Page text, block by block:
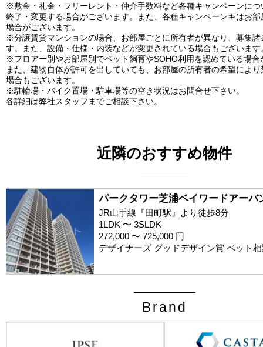
※敷金・礼金・フリーレント・仲介手数料など各種キャンペーンにつ
終了・変更する場合がございます。また、各種キャンペーンキはお
場合がございます。
※分譲賃貸マンションの場合、お部屋ごとに所有者が異なり、募集諸
す。また、設備・仕様・内装などが変更されている場合もございます
※フロアー別やお部屋別でペット飼育やSOHO利用を認めている場合
また、建物自体が許可を出していても、お部屋の所有者の希望によ
場合もございます。
※駐輪場・バイク置場・駐車場等の空き状況はお問合せ下さい。
各詳細は弊社スタッフまでご相談下さい。
近隣のおすすめ物件
パークタワー芝浦ベイワードアー
JR山手線『田町駅』より徒歩8分
1LDK 〜 3SLDK
272,000 〜 725,000 円
デザイナーズ グッドデザイン賞 ペット
Brand